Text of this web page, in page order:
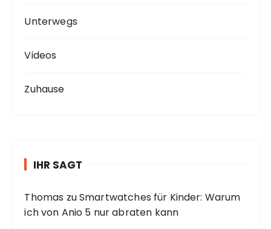
Unterwegs
Videos
Zuhause
IHR SAGT
Thomas zuSmartwatches für Kinder: Warum
ich von Anio 5 nur abraten kann